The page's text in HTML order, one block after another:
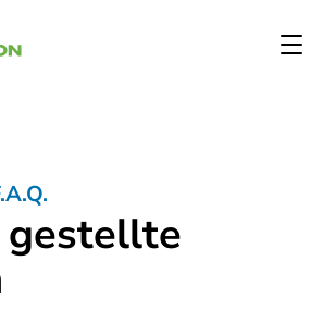
gestellte